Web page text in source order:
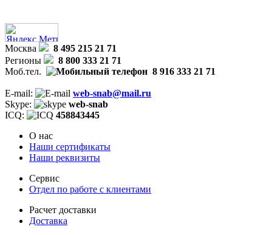
Москва
8 495 215 21 71
Регионы
8 800 333 21 71
Моб.тел.
8 916 333 21 71
E-mail:
web-snab@mail.ru
Skype:
web-snab
ICQ:
458843445
О нас
Наши сертификаты
Наши реквизиты
Сервис
Отдел по работе с клиентами
Расчет доставки
Доставка